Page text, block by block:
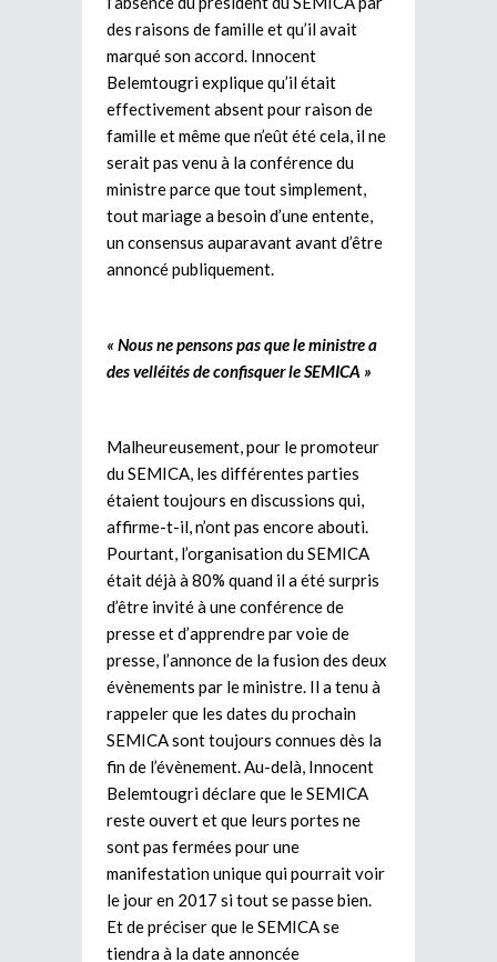
des raisons de famille et qu’il avait
marqué son accord. Innocent
Belemtougri explique qu’il était
effectivement absent pour raison de
famille et même que n’eût été cela, il ne
serait pas venu à la conférence du
ministre parce que tout simplement,
tout mariage a besoin d’une entente,
un consensus auparavant avant d’être
annoncé publiquement.
« Nous ne pensons pas que le ministre a
des velléités de confisquer le SEMICA »
Malheureusement, pour le promoteur
du SEMICA, les différentes parties
étaient toujours en discussions qui,
affirme-t-il, n’ont pas encore abouti.
Pourtant, l’organisation du SEMICA
était déjà à 80% quand il a été surpris
d’être invité à une conférence de
presse et d’apprendre par voie de
presse, l’annonce de la fusion des deux
évènements par le ministre. Il a tenu à
rappeler que les dates du prochain
SEMICA sont toujours connues dès la
fin de l’évènement. Au-delà, Innocent
Belemtougri déclare que le SEMICA
reste ouvert et que leurs portes ne
sont pas fermées pour une
manifestation unique qui pourrait voir
le jour en 2017 si tout se passe bien.
Et de préciser que le SEMICA se
tiendra à la date annoncée